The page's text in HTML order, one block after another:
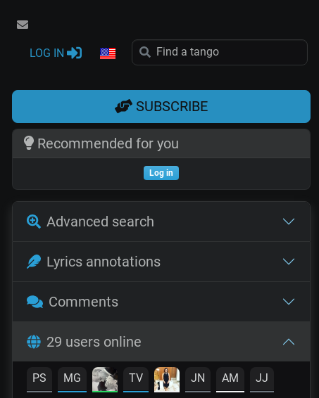
LOG IN
SUBSCRIBE
Recommended for you
Log in
Advanced search
Lyrics annotations
Comments
29 users online
PS MG TV JN AM JJ